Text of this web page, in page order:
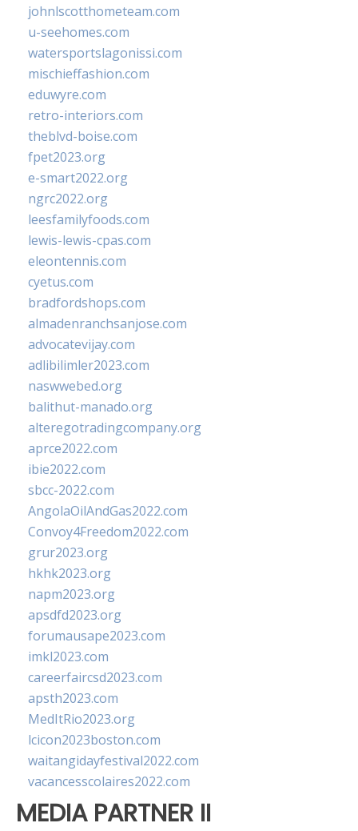
johnlscotthometeam.com
u-seehomes.com
watersportslagonissi.com
mischieffashion.com
eduwyre.com
retro-interiors.com
theblvd-boise.com
fpet2023.org
e-smart2022.org
ngrc2022.org
leesfamilyfoods.com
lewis-lewis-cpas.com
eleontennis.com
cyetus.com
bradfordshops.com
almadenranchsanjose.com
advocatevijay.com
adlibilimler2023.com
naswwebed.org
balithut-manado.org
alteregotradingcompany.org
aprce2022.com
ibie2022.com
sbcc-2022.com
AngolaOilAndGas2022.com
Convoy4Freedom2022.com
grur2023.org
hkhk2023.org
napm2023.org
apsdfd2023.org
forumausape2023.com
imkl2023.com
careerfaircsd2023.com
apsth2023.com
MedItRio2023.org
lcicon2023boston.com
waitangidayfestival2022.com
vacancesscolaires2022.com
MEDIA PARTNER II